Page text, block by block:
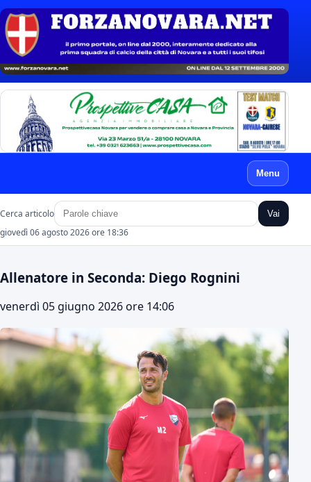
Menu
Cerca articolo Vai
giovedì 06 agosto 2026 ore 18:36
Allenatore in Seconda: Diego Rognini
venerdì 05 giugno 2026 ore 14:06